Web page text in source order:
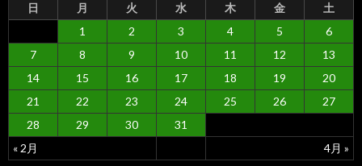
日 月 火 水 木 金 土
« 2月 4月 »
1 2 3 4 5
6
7
8 9 10 11 12
13
14
15 16 17 18 19
20
21
22 23 24 25 26
27
28
29 30 31